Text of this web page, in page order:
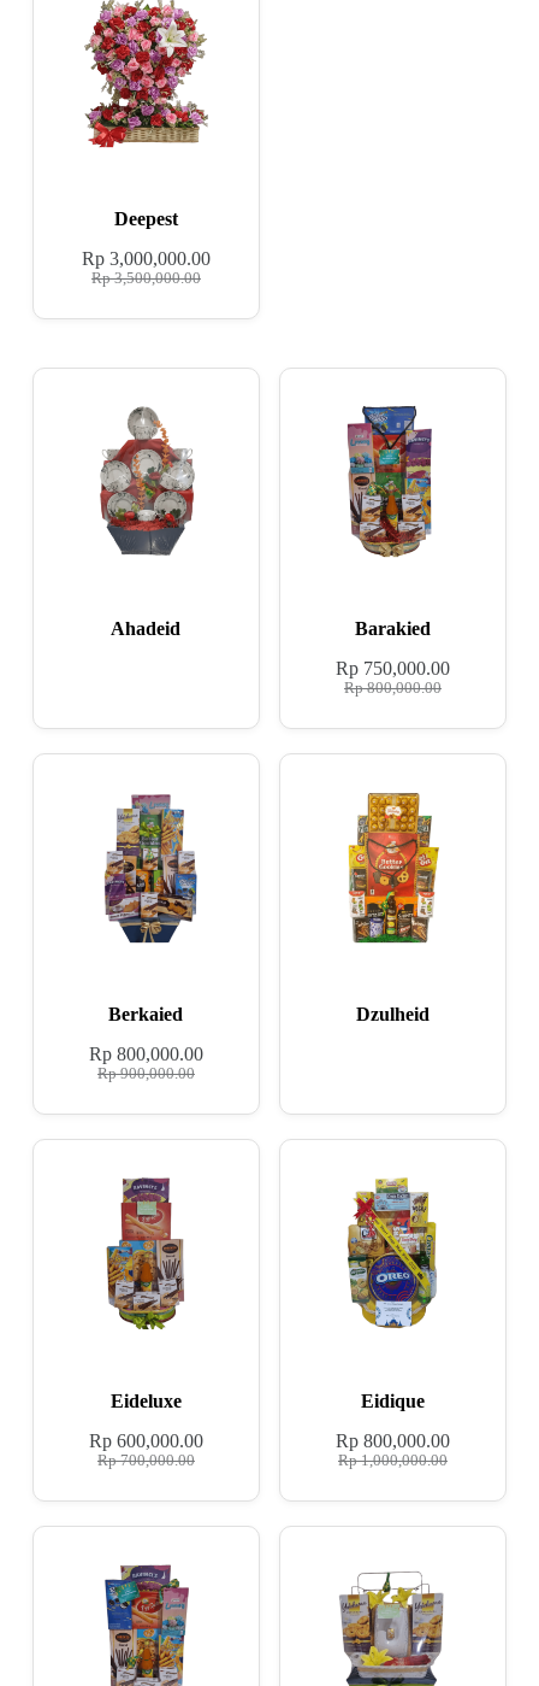
Deepest
Rp3,500,000.00
Rp3,000,000.00
Ahadeid Barakied
Rp800,000.00
Rp 750,000.00
Berkaied
Rp900,000.00
Rp800,000.00
Dzulheid
Eideluxe
Rp700,000.00
Rp600,000.00
Eidique
Rp1,000,000.00
Rp 800,000.00